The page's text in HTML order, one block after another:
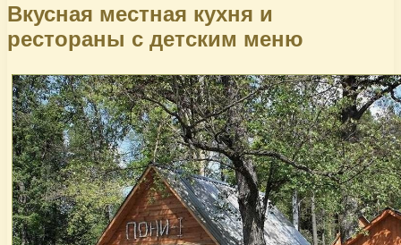
Вкусная местная кухня и
рестораны с детским меню